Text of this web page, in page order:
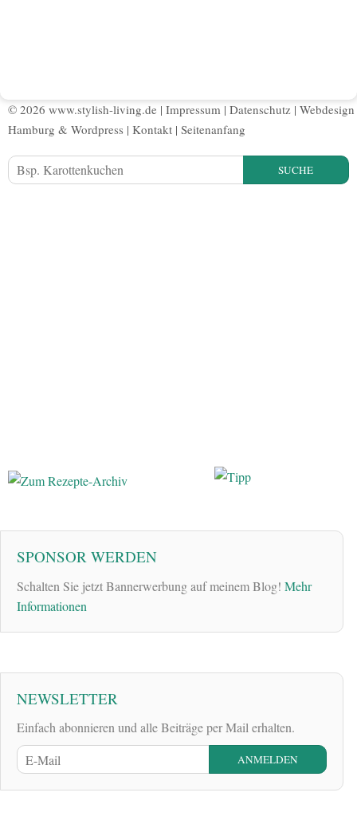
© 2026 www.stylish-living.de | Impressum | Datenschutz | Webdesign
Hamburg & Wordpress | Kontakt | Seitenanfang
SUCHE
SPONSOR WERDEN
Schalten Sie jetzt Bannerwerbung auf meinem Blog! Mehr
Informationen
NEWSLETTER
Einfach abonnieren und alle Beiträge per Mail erhalten.